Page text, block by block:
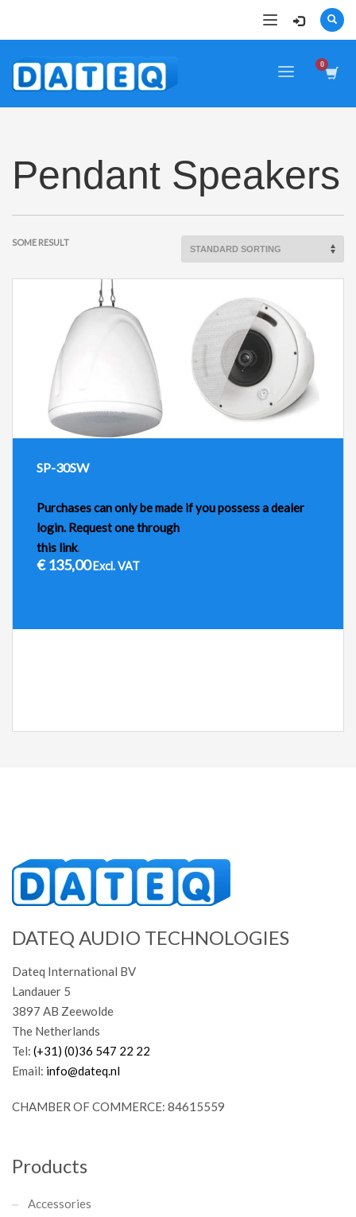
Pendant Speakers
SOME RESULT
SP-30SW
Purchases can only be made if you possess a dealer
login. Request one through
this link.
€135,00 Excl. VAT
DATEQ AUDIO TECHNOLOGIES
Dateq International BV
Landauer 5
3897 AB Zeewolde
The Netherlands
Tel: (+31) (0)36 547 22 22
Email: info@dateq.nl
CHAMBER OF COMMERCE: 84615559
Products
Accessories